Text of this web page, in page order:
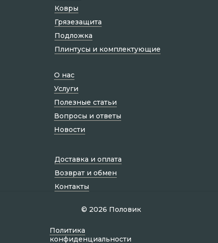
О нас
Услуги
Полезные статьи
Вопросы и ответы
Новости
Доставка и оплата
Возврат и обмен
Контакты
© 2026 Половик
Ковры
Грязезащита
Подложка
Плинтусы и комплектующие
Политик а
конфиденциальности